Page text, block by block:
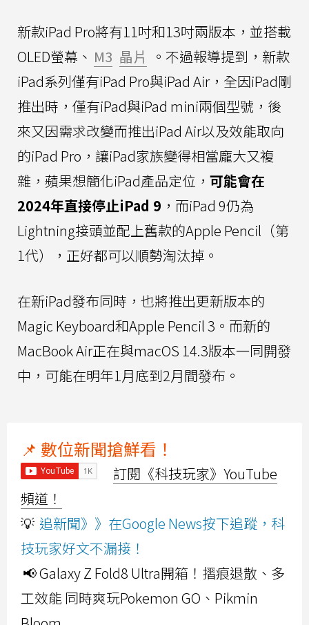
新款iPad Pro將有11吋和13吋兩版本，並搭載
OLED螢幕、 M3 晶片
。不過報導提到，新款
iPad系列僅有iPad Pro與iPad Air，全因iPad剛
推出時，僅有iPad與iPad mini兩個型號，後
來又因需求改變而推出iPad Air以及效能取向
的iPad Pro，讓iPad家族變得相當龐大又複
雜，蘋果想簡化iPad產品定位， 可能會在
2024年直接停止iPad 9 ，而iPad 9仍為
Lightning接頭並配上舊款的Apple Pencil（第
1代），正好都可以順勢淘汰掉。
在新iPad發布同時，也將推出更新版本的
Magic Keyboard和Apple Pencil 3。而新的
MacBook Air正在與macOS 14.3版本一同開發
中，可能在明年1月底到2月間發布。
📌 數位新聞搶鮮看！
訂閱《科技玩家》YouTube
頻道！
💡 追新聞》》在Google News按下追蹤，科
技玩家好文不漏接！
📢 Galaxy Z Fold8 Ultra開箱！摺痕退散、多
工效能 同時爽玩Pokemon GO、Pikmin